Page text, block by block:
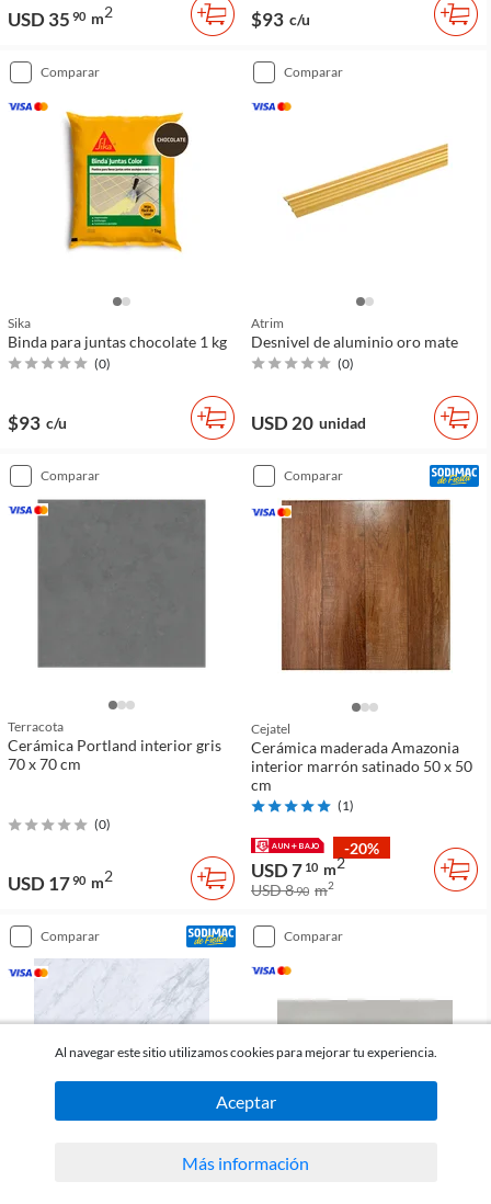
USD 35 90 m2 $93 c/u
comparar
Sika
Binda para juntas chocolate 1 kg
(0)
$93 c/u
comparar
Atrim
Desnivel de aluminio oro mate
(0)
USD 20 unidad
comparar
Terracota
Cerámica Portland interior gris
70 x 70 cm
(0)
USD 1790 m2
comparar
Cejatel
Cerámica maderada Amazonia
interior marrón satinado 50 x 50
cm
(1)
-20%
USD 7 10 m2
USD 890 m2
comparar comparar
Al navegar este sitio utilizamos cookies para mejorar tu experiencia.
Aceptar
Más información